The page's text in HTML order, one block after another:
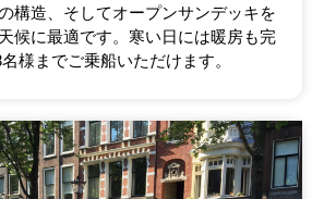
構造、そしてオープンサンデッキを
候に最適です。寒い日には暖房も完
様までご乗船いただけます。